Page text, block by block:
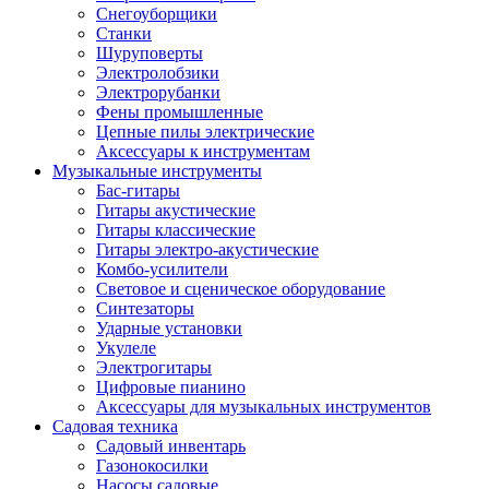
Снегоуборщики
Станки
Шуруповерты
Электролобзики
Электрорубанки
Фены промышленные
Цепные пилы электрические
Аксессуары к инструментам
Музыкальные инструменты
Бас-гитары
Гитары акустические
Гитары классические
Гитары электро-акустические
Комбо-усилители
Световое и сценическое оборудование
Синтезаторы
Ударные установки
Укулеле
Электрогитары
Цифровые пианино
Аксессуары для музыкальных инструментов
Садовая техника
Садовый инвентарь
Газонокосилки
Насосы садовые